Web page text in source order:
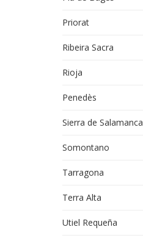
Priorat
Ribeira Sacra
Rioja
Penedès
Sierra de Salamanca
Somontano
Tarragona
Terra Alta
Utiel Requeña